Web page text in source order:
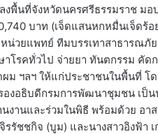
พื้นที่จังหวัดนครศรีธรรมราช ม
บาท (เจ็ดแสนหกหมื่นเจ็ดร้
น่วยแพทย์ ทีมบรรเทาสาธารณภั
โรคทั่วไป จ่ายยา ทันตกรรม คัด
ฯลฯ ให้แก่ประชาชนในพื้นที่ โ
งอธิบดีกรมการพัฒนาชุมชน เป็
งานและร่วมในพิธี พร้อมด้วย อ
รัชชกิจ (บูม) และนางสาวอิงฟ้า